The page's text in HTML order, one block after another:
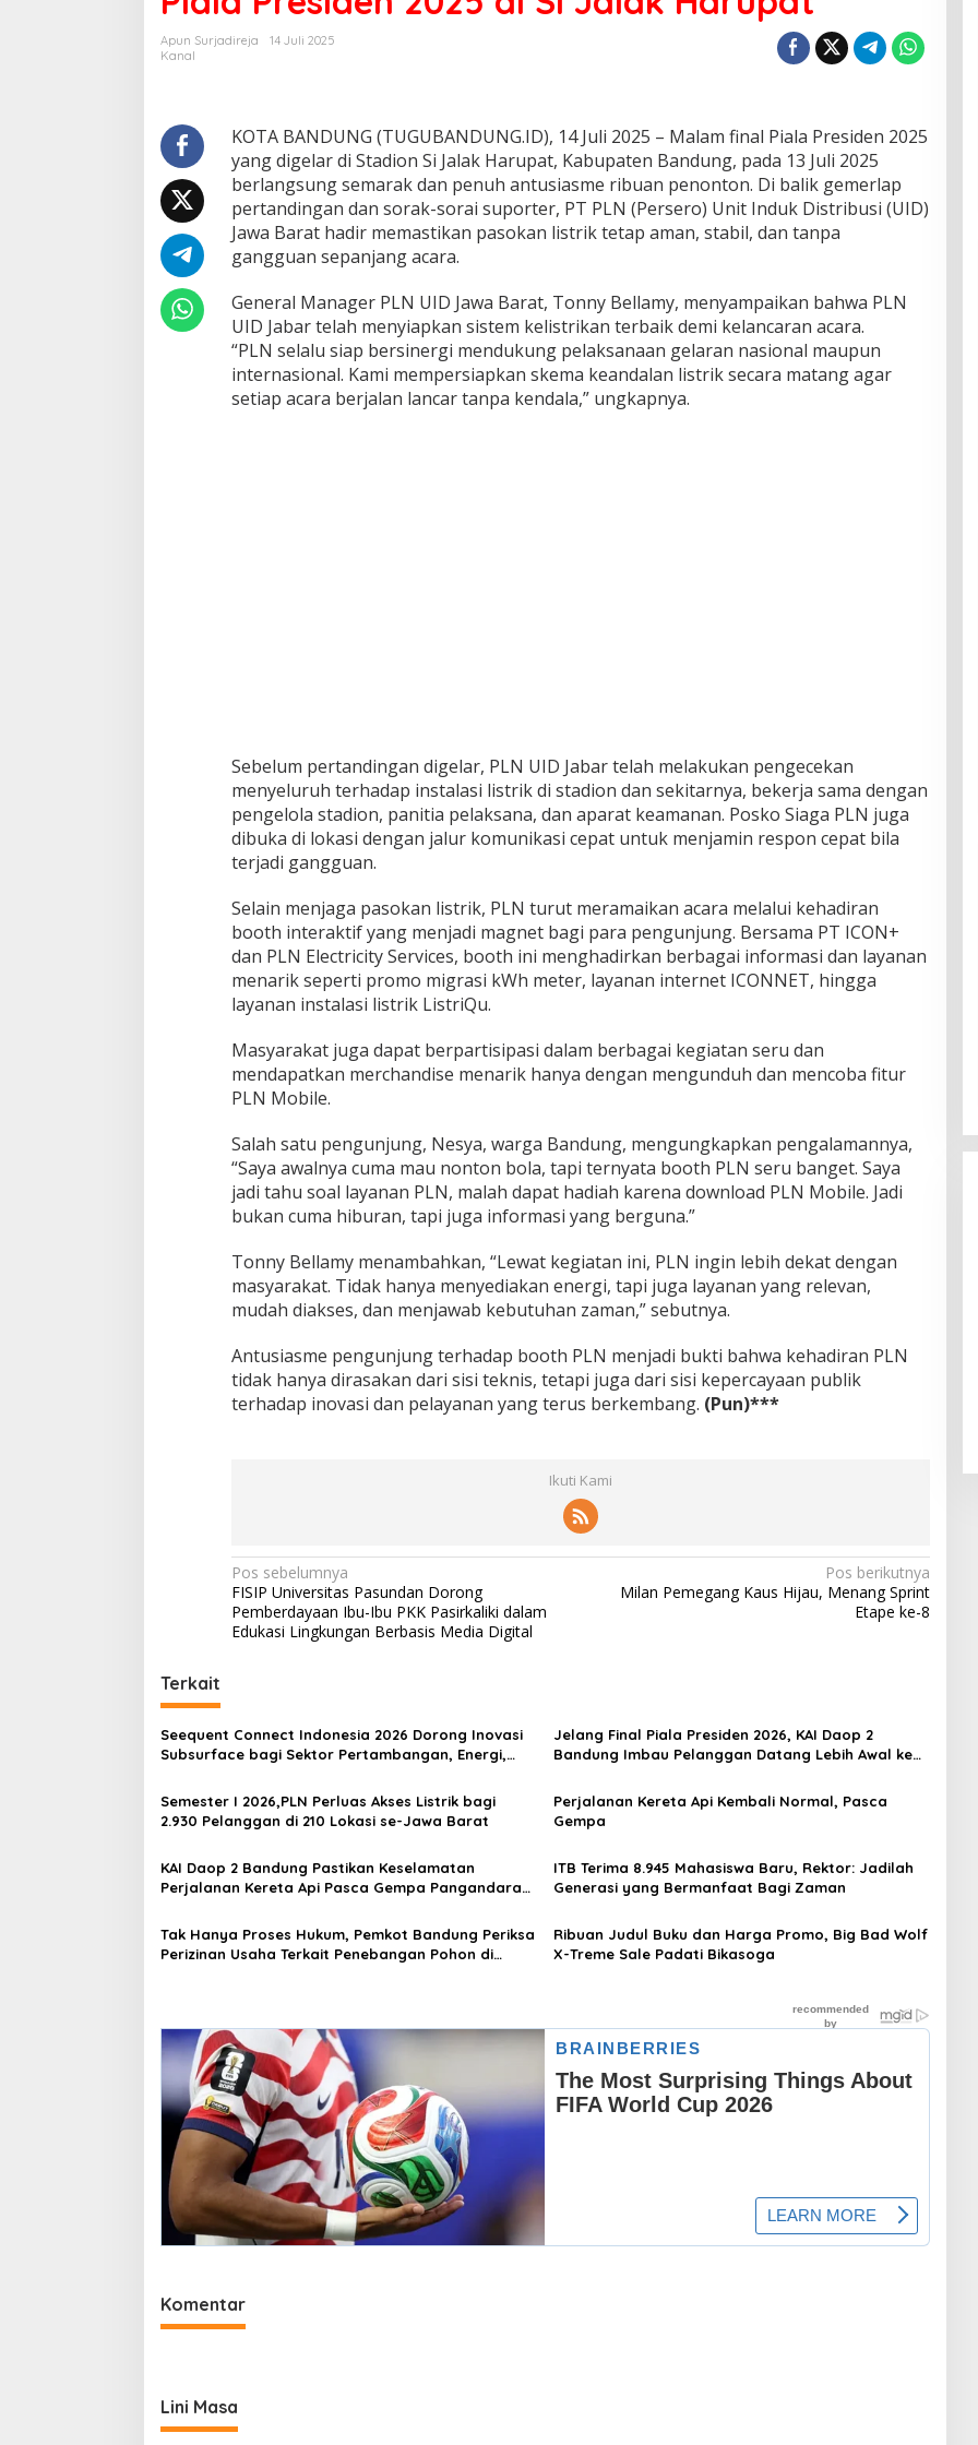
k
s
w
l
K
e
a
n
d
l
a
n
L
i
s
s
d
e
n
2
0
5
d
i
S
i
J
l
a
k
r
u
p
a
Apun Surjadireja
14 Juli 2025
Kanal
KOTA BANDUNG (TUGUBANDUNG.ID), 14 Juli 2025 – Malam final Piala Presiden 2025
yang digelar di Stadion Si Jalak Harupat, Kabupaten Bandung, pada 13 Juli 2025
berlangsung semarak dan penuh antusiasme ribuan penonton. Di balik gemerlap
pertandingan dan sorak-sorai suporter, PT PLN (Persero) Unit Induk Distribusi (UID)
Jawa Barat hadir memastikan pasokan listrik tetap aman, stabil, dan tanpa
gangguan sepanjang acara.
General Manager PLN UID Jawa Barat, Tonny Bellamy, menyampaikan bahwa PLN
UID Jabar telah menyiapkan sistem kelistrikan terbaik demi kelancaran acara.
“PLN selalu siap bersinergi mendukung pelaksanaan gelaran nasional maupun
internasional. Kami mempersiapkan skema keandalan listrik secara matang agar
setiap acara berjalan lancar tanpa kendala,” ungkapnya.
Sebelum pertandingan digelar, PLN UID Jabar telah melakukan pengecekan
menyeluruh terhadap instalasi listrik di stadion dan sekitarnya, bekerja sama dengan
pengelola stadion, panitia pelaksana, dan aparat keamanan. Posko Siaga PLN juga
dibuka di lokasi dengan jalur komunikasi cepat untuk menjamin respon cepat bila
terjadi gangguan.
Selain menjaga pasokan listrik, PLN turut meramaikan acara melalui kehadiran
booth interaktif yang menjadi magnet bagi para pengunjung. Bersama PT ICON+
dan PLN Electricity Services, booth ini menghadirkan berbagai informasi dan layanan
menarik seperti promo migrasi kWh meter, layanan internet ICONNET, hingga
layanan instalasi listrik ListriQu.
Masyarakat juga dapat berpartisipasi dalam berbagai kegiatan seru dan
mendapatkan merchandise menarik hanya dengan mengunduh dan mencoba fitur
PLN Mobile.
Salah satu pengunjung, Nesya, warga Bandung, mengungkapkan pengalamannya,
“Saya awalnya cuma mau nonton bola, tapi ternyata booth PLN seru banget. Saya
jadi tahu soal layanan PLN, malah dapat hadiah karena download PLN Mobile. Jadi
bukan cuma hiburan, tapi juga informasi yang berguna.”
Tonny Bellamy menambahkan, “Lewat kegiatan ini, PLN ingin lebih dekat dengan
masyarakat. Tidak hanya menyediakan energi, tapi juga layanan yang relevan,
mudah diakses, dan menjawab kebutuhan zaman,” sebutnya.
Antusiasme pengunjung terhadap booth PLN menjadi bukti bahwa kehadiran PLN
tidak hanya dirasakan dari sisi teknis, tetapi juga dari sisi kepercayaan publik
terhadap inovasi dan pelayanan yang terus berkembang. (Pun)***
Ikuti Kami
N
a
v
a
s
i
p
s
Pos sebelumnya
FISIP Universitas Pasundan Dorong
Pemberdayaan Ibu-Ibu PKK Pasirkaliki dalam
Edukasi Lingkungan Berbasis Media Digital
Pos berikutnya
Milan Pemegang Kaus Hijau, Menang Sprint
Etape ke-8
Terkait
Seequent Connect Indonesia 2026 Dorong Inovasi
Subsurface bagi Sektor Pertambangan, Energi,
Jelang Final Piala Presiden 2026, KAI Daop 2
Bandung Imbau Pelanggan Datang Lebih Awal ke
Semester I 2026,PLN Perluas Akses Listrik bagi
2.930 Pelanggan di 210 Lokasi se-Jawa Barat
Perjalanan Kereta Api Kembali Normal, Pasca
Gempa
KAI Daop 2 Bandung Pastikan Keselamatan
Perjalanan Kereta Api Pasca Gempa Pangandaran,
ITB Terima 8.945 Mahasiswa Baru, Rektor: Jadilah
Generasi yang Bermanfaat Bagi Zaman
Tak Hanya Proses Hukum, Pemkot Bandung Periksa
Perizinan Usaha Terkait Penebangan Pohon di
Ribuan Judul Buku dan Harga Promo, Big Bad Wolf
X-Treme Sale Padati Bikasoga
Komentar
Lini Masa